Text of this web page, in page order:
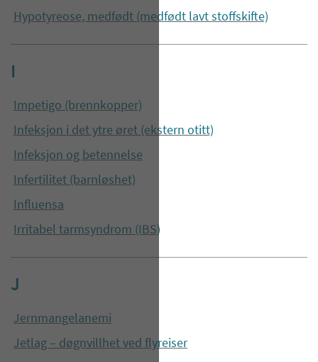
Hypotyreose, medfødt (medfødt lavt stoffskifte)
I
Impetigo (brennkopper)
Infeksjon i det ytre øret (ekstern otitt)
Infeksjon og betennelse
Infertilitet (barnløshet)
Influensa
Irritabel tarmsyndrom (IBS)
J
Jernmangelanemi
Jetlag – døgnvillhet ved flyreiser